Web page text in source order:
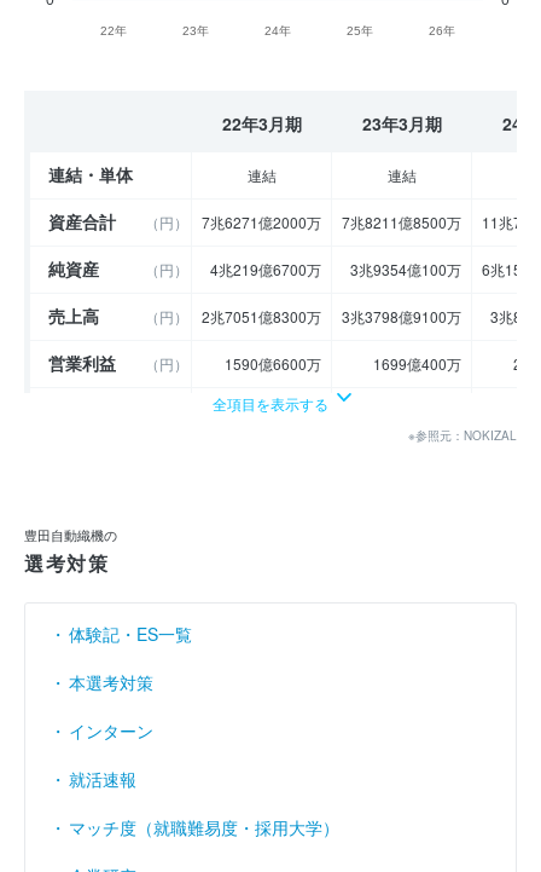
22年 23年 24年 25年 26年
22年3月期 23年3月期 24
連結・単体 連結 連結
資産合計 （円） 7兆6271億2000万 7兆8211億8500万 11兆
純資産 （円） 4兆219億6700万 3兆9354億100万 6兆
売上高 （円） 2兆7051億8300万 3兆3798億9100万 3兆
営業利益 （円） 1590億6600万 1699億400万
2461億2300万
売上伸び率
営業利益率 （％） 5.88 5.03
経常利益率 （％）
全項目を表示する
※参照元：NOKIZAL
豊田自動織機の
選考対策
体験記・ES一覧
本選考対策
インターン
就活速報
マッチ度（就職難易度・採用大学）